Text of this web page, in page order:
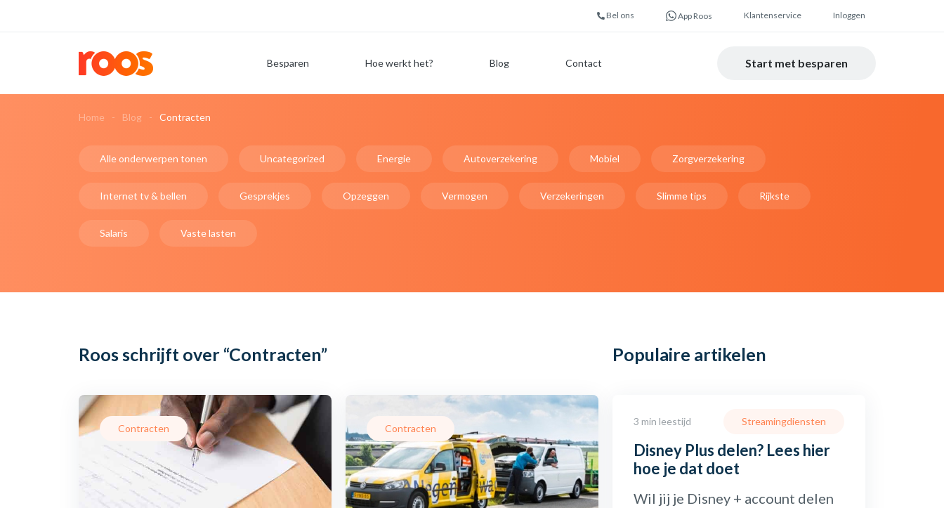
Bel ons App Roos Klantenservice Inloggen
Besparen Hoe werkt het? Blog Contact Start met besparen
Home Blog Contracten
Alle onderwerpen tonen Uncategorized Energie Autoverzekering Mobiel Zorgverzekering
Internet tv & bellen Gesprekjes Opzeggen Vermogen Verzekeringen Slimme tips Rijkste
Salaris Vaste lasten
Roos schrijft over “Contracten”
Contracten Contracten
Populaire artikelen
3 min leestijd
Disney Plus delen? Lees hier
hoe je dat doet
Streamingdiensten
Wil jij je Disney + account delen